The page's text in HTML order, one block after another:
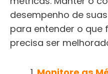
desempenho de
para entender o que
precisa ser